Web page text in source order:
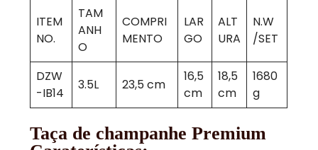
ITEM
NO.
TAM
ANH
O
COMPRI
MENTO
LAR
GO
ALT
URA
N.W
/SET
DZW
-IB14
3.5L 23,5 cm
16,5
cm
18,5
cm
1680
g
Taça de champanhe Premium